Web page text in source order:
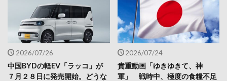
2026/07/26
中国BYDの軽EV「ラッコ」が
７月２８日に発売開始。どうな
2026/07/24
貴重動画「ゆきゆきて、神
軍」 戦時中、極度の食糧不足